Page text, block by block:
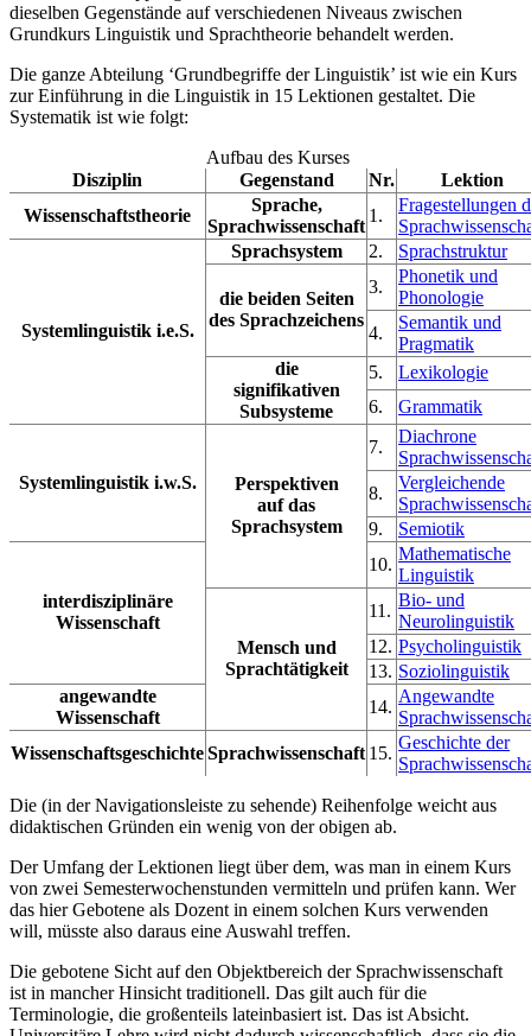
dieselben Gegenstände auf verschiedenen Niveaus zwischen
Grundkurs Linguistik und Sprachtheorie behandelt werden.
Die ganze Abteilung ‘Grundbegriffe der Linguistik’ ist wie ein Kurs
zur Einführung in die Linguistik in 15 Lektionen gestaltet. Die
Systematik ist wie folgt:
Aufbau des Kurses
Disziplin
Gegenstand Nr.
Lektion
Wissenschaftstheorie
Sprache,
Sprachwissenschaft
1.
Fragestellungen
Systemlinguistik i.e.S.
Sprachsystem 2. Sprachstruktur
die beiden Seiten
des Sprachzeichens
3.
Phonetik und
Phonologie
4.
Semantik und
Pragmatik
die
signifikativen
Subsysteme
5.
Lexikologie
6.
Grammatik
Systemlinguistik i.w.S.
Perspektiven
auf das
Sprachsystem
7.
Diachrone
8.
Vergleichende
9.
Semiotik
interdisziplinäre
Wissenschaft
10.
Mathematische
Linguistik
Mensch und
Sprachtätigkeit
11.
Bio- und
Neurolinguistik
12. Psycholinguistik
13. Soziolinguistik
angewandte
Wissenschaft
14.
Angewandte
WissenschaftsgeschichteSprachwissenschaft 15.
Geschichte der
Die (in der Navigationsleiste zu sehende) Reihenfolge weicht aus
didaktischen Gründen ein wenig von der obigen ab.
Der Umfang der Lektionen liegt über dem, was man in einem Kurs
von zwei Semesterwochenstunden vermitteln und prüfen kann. Wer
das hier Gebotene als Dozent in einem solchen Kurs verwenden
will, müsste also daraus eine Auswahl treffen.
Die gebotene Sicht auf den Objektbereich der Sprachwissenschaft
ist in mancher Hinsicht traditionell. Das gilt auch für die
Terminologie, die großenteils lateinbasiert ist. Das ist Absicht.